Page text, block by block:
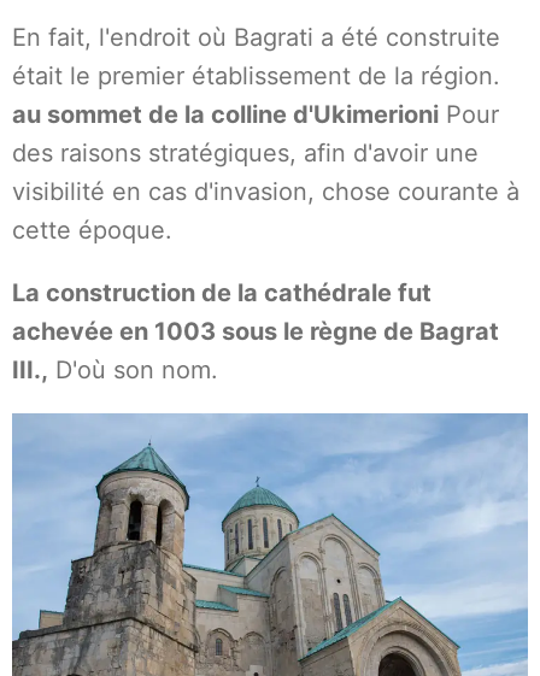
En fait, l'endroit où Bagrati a été construite
était le premier établissement de la région.
au sommet de la colline d'Ukimerioni Pour
des raisons stratégiques, afin d'avoir une
visibilité en cas d'invasion, chose courante à
cette époque.
La construction de la cathédrale fut
achevée en 1003 sous le règne de Bagrat
III., D'où son nom.